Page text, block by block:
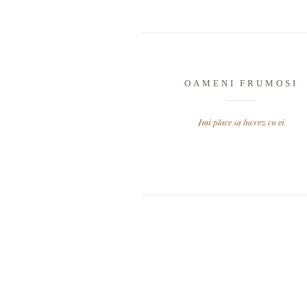
OAMENI FRUMOSI
Imi place sa lucrez cu ei